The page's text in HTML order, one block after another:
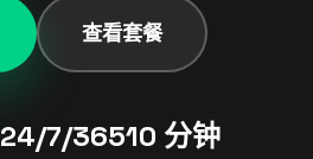
查看套餐
24/7/36510 分钟